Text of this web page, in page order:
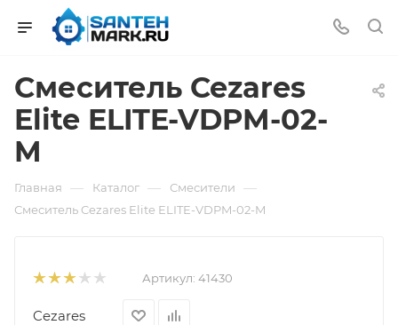
Смеситель Cezares
Elite ELITE-VDPM-02-
M
Главная — Каталог — Смесители —
Смеситель Cezares Elite ELITE-VDPM-02-M
Артикул: 41430
Cezares